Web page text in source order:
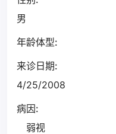
男
年龄体型:
来诊日期:
4/25/2008
病因:
弱视